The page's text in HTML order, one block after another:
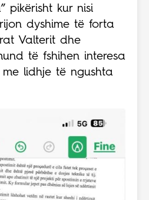
pikërisht kur nisi
dyshime të forta
Valterit dhe
të fshihen interesa
lidhje të ngushta